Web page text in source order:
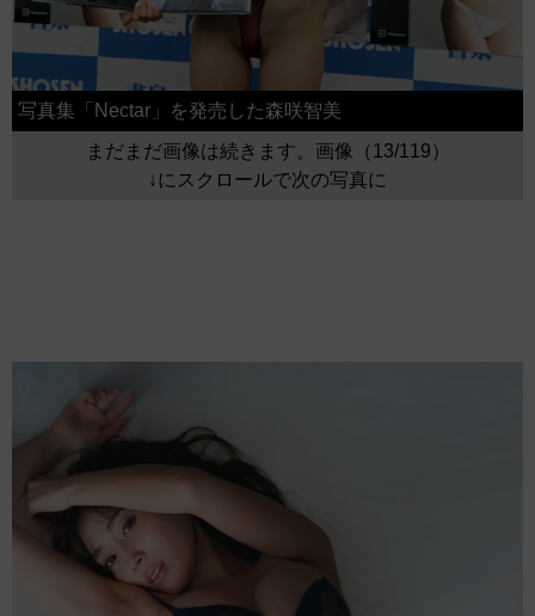
写真集「Nectar」を発売した森咲智美
まだまだ画像は続きます。画像（13/119）
↓にスクロールで次の写真に